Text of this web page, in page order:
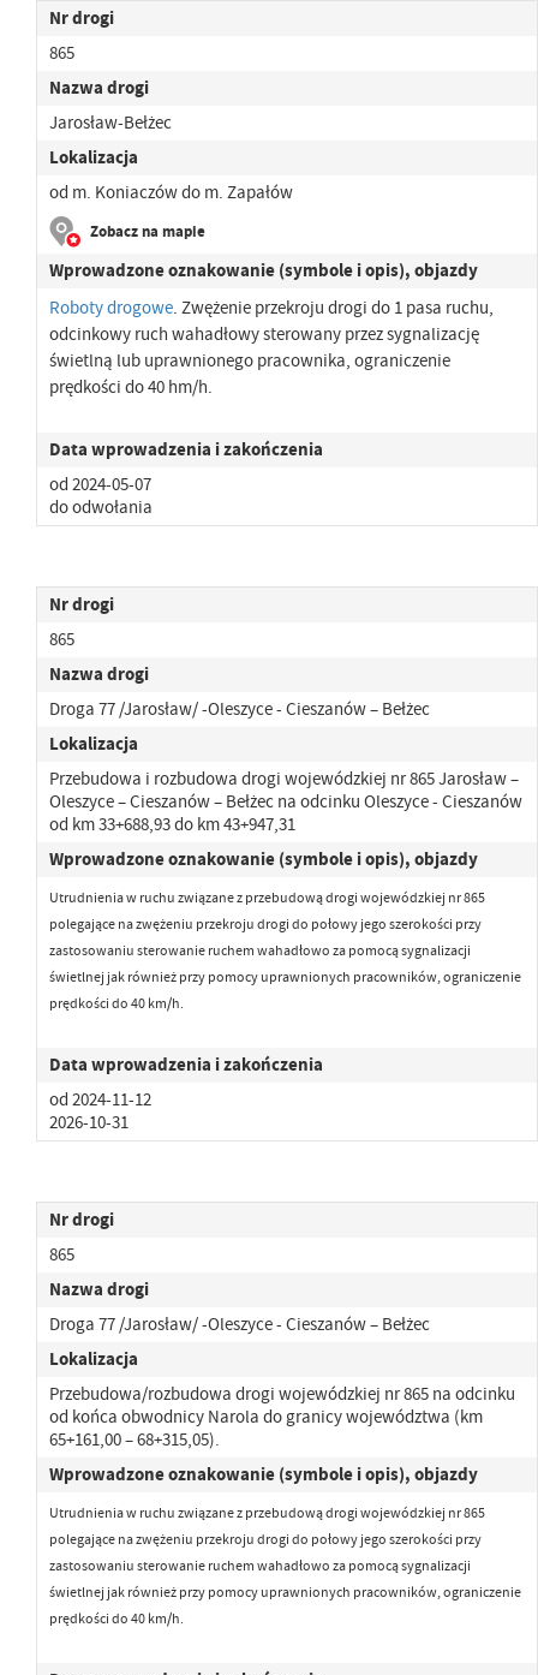
Nr drogi
865
Nazwa drogi
Jarosław-Bełżec
Lokalizacja
od m. Koniaczów do m. Zapałów
Zobacz na mapie
Wprowadzone oznakowanie (symbole i opis), objazdy
Roboty drogowe. Zwężenie przekroju drogi do 1 pasa ruchu,
odcinkowy ruch wahadłowy sterowany przez sygnalizację
świetlną lub uprawnionego pracownika, ograniczenie
prędkości do 40 hm/h.
Data wprowadzenia i zakończenia
od 2024-05-07
do odwołania
Nr drogi
865
Nazwa drogi
Droga 77 /Jarosław/ -Oleszyce - Cieszanów – Bełżec
Lokalizacja
Przebudowa i rozbudowa drogi wojewódzkiej nr 865 Jarosław –
Oleszyce – Cieszanów – Bełżec na odcinku Oleszyce - Cieszanów
od km 33+688,93 do km 43+947,31
Wprowadzone oznakowanie (symbole i opis), objazdy
Utrudnienia w ruchu związane z przebudową drogi wojewódzkiej nr 865
polegające na zwężeniu przekroju drogido połowy jego szerokości przy
zastosowaniu sterowanie ruchem wahadłowo za pomocą sygnalizacji
świetlnej jak również przy pomocy uprawnionych pracowników,ograniczenie
prędkości do 40 km/h.
Data wprowadzenia i zakończenia
od 2024-11-12
2026-10-31
Nr drogi
865
Nazwa drogi
Droga 77 /Jarosław/ -Oleszyce - Cieszanów – Bełżec
Lokalizacja
Przebudowa/rozbudowa drogi wojewódzkiej nr 865 na odcinku
od końca obwodnicy Narola do granicy województwa (km
65+161,00 – 68+315,05).
Wprowadzone oznakowanie (symbole i opis), objazdy
Utrudnienia w ruchu związane z przebudową drogi wojewódzkiej nr 865
polegające na zwężeniu przekroju drogido połowy jego szerokości przy
zastosowaniu sterowanie ruchem wahadłowo za pomocą sygnalizacji
świetlnej jak również przy pomocy uprawnionych pracowników,ograniczenie
prędkości do 40 km/h.